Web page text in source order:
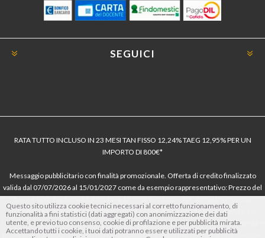
SEGUICI
RATA TUTTO INCLUSO IN 23 MESI TAN FISSO 12,24% TAEG 12,95% PER UN
IMPORTO DI 800€*
Messaggio pubblicitario con finalità promozionale. Offerta di credito finalizzato
valida dal 07/07/2026 al 15/01/2027 come da esempio rappresentativo: Prezzo del
dell’offerta azzerati. Importo totale del credito € 800. Importo totale dovuto dal
Consumatore € 920. Decorrenza media della prima rata a 90 giorni. Al fine di gestire
le tue spese in modo responsabile e di conoscere eventuali altre offerte disponibili,
Questo sito utilizza cookie tecnici necessari al corretto funzionamento, di
funzionalità a fini statistici (dati aggregati) con anonimizzazione dei dati
utente, e previo tuo consenso, cookie di profilazione e per pubblicità mirata.
Accettando tutti i cookie, i tuoi dati potranno essere utilizzati per pubblicità